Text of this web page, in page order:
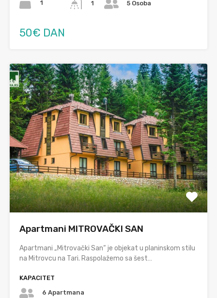
1
1
5 Osoba
50€ DAN
Apartmani MITROVAČKI SAN
Apartmani „Mitrovački San“ je objekat u planinskom stilu
na Mitrovcu na Tari. Raspolažemo sa šest…
KAPACITET
6 Apartmana